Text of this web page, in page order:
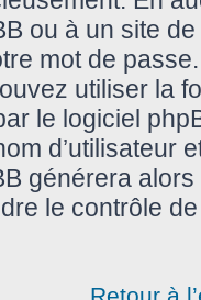
ou à un site
mot de
utiliser la
le logiciel
d’utilisateur
générera
le contrôle